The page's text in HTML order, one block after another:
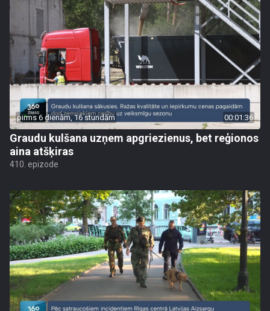
pirms 6 dienām, 16 stundām 00:01:36
Graudu kulšana uzņem apgriezienus, bet reģionos
aina atšķiras
410. epizode